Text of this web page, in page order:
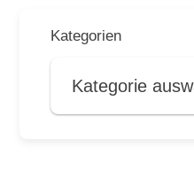
Kategorien